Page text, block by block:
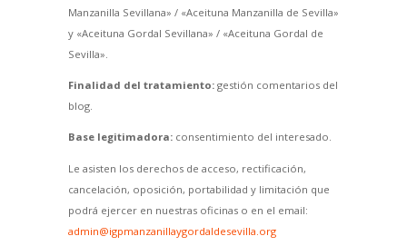
Manzanilla Sevillana» / «Aceituna Manzanilla de Sevilla»
y «Aceituna Gordal Sevillana» / «Aceituna Gordal de
Sevilla».
Finalidad del tratamiento:gestión comentarios del
blog.
Base legitimadora:consentimiento del interesado.
Le asisten los derechos de acceso, rectificación,
cancelación, oposición, portabilidad y limitación que
podrá ejercer en nuestras oficinas o en el email:
admin@igpmanzanillaygordaldesevilla.org